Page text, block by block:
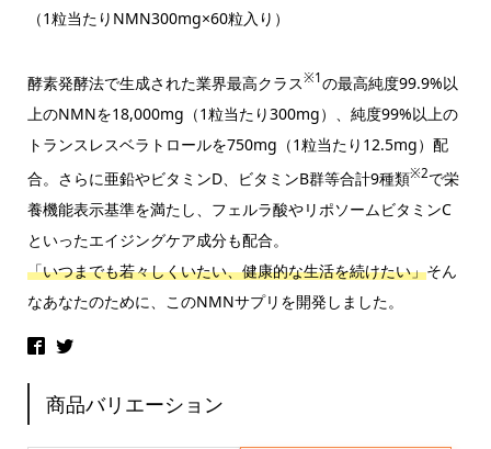
（1粒当たりNMN300mg×60粒入り）
酵素発酵法で生成された業界最高クラス※1の最高純度99.9%以
上のNMNを18,000mg（1粒当たり300mg）、純度99%以上の
トランスレスベラトロールを750mg（1粒当たり12.5mg）配
合。さらに亜鉛やビタミンD、ビタミンB群等合計9種類※2で栄
養機能表示基準を満たし、フェルラ酸やリポソームビタミンC
といったエイジングケア成分も配合。
「いつまでも若々しくいたい、健康的な生活を続けたい」そん
なあなたのために、このNMNサプリを開発しました。
商品バリエーション